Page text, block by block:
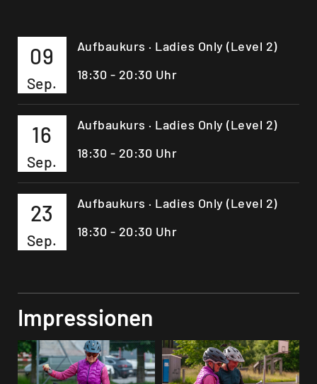
09
Sep.
Aufbaukurs · Ladies Only (Level 2)
18:30 - 20:30 Uhr
16
Sep.
Aufbaukurs · Ladies Only (Level 2)
18:30 - 20:30 Uhr
23
Sep.
Aufbaukurs · Ladies Only (Level 2)
18:30 - 20:30 Uhr
Impressionen